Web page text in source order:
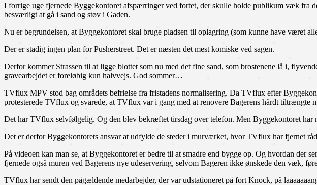
I forrige uge fjernede Byggekontoret afspærringer ved fortet, der skulle holde publikum væk fra
besværligt at gå i sand og støv i Gaden.
Nu er begrundelsen, at Byggekontoret skal bruge pladsen til oplagring (som kunne have været
Der er stadig ingen plan for Pusherstreet. Det er næsten det mest komiske ved sagen.
Derfor kommer Strassen til at ligge blottet som nu med det fine sand, som brostenene lå i,
gravearbejdet er foreløbig kun halvvejs. God sommer…
TVflux MPV stod bag områdets befrielse fra fristadens normalisering. Da TVflux efter
protesterede TVflux og svarede, at TVflux var i gang med at renovere Bagerens hårdt
Det har TVflux selvfølgelig. Og den blev bekræftet tirsdag over telefon. Men Byggekontoret har
Det er derfor Byggekontorets ansvar at udfylde de steder i murværket, hvor TVflux har fjernet
På videoen kan man se, at Byggekontoret er bedre til at smadre end bygge op. Og hvordan
fjernede også muren ved Bagerens nye udeservering, selvom Bageren ikke ønskede den væk,
TVflux har sendt den pågældende medarbejder, der var udstationeret på fort Knock, på